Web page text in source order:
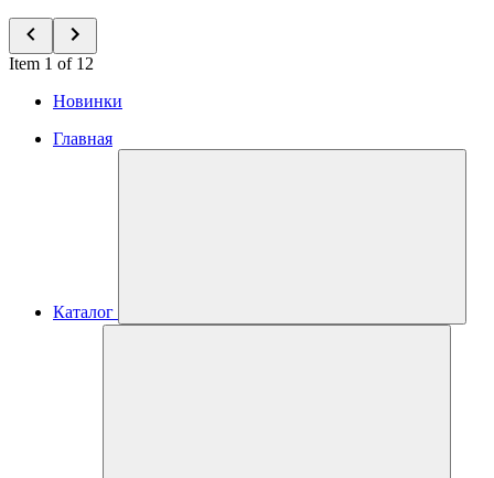
Item 1 of 12
Новинки
Главная
Каталог